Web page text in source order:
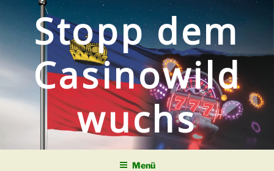
Zum
Inhalt
springenStopp dem
Casinowild
wuchs
Menü